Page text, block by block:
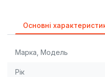
Основні
Марка, Модель
Рік